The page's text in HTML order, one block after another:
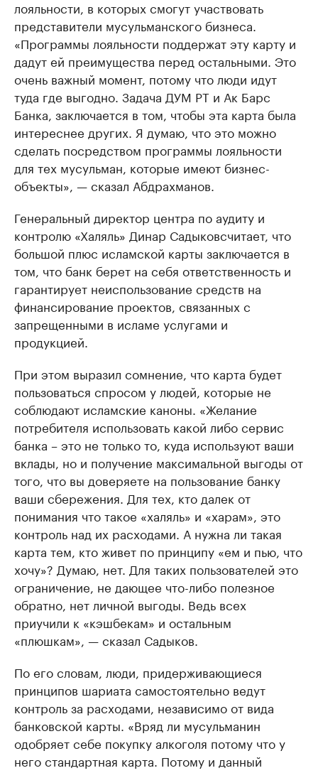
лояльности, в которых смогут участвовать
представители мусульманского бизнеса.
«Программы лояльности поддержат эту карту и
дадут ей преимущества перед остальными. Это
очень важный момент, потому что люди идут
туда где выгодно. Задача ДУМ РТ и Ак Барс
Банка, заключается в том, чтобы эта карта была
интереснее других. Я думаю, что это можно
сделать посредством программы лояльности
для тех мусульман, которые имеют бизнес-
объекты», — сказал Абдрахманов.
Генеральный директор центра по аудиту и
контролю «Халяль» Динар Садыковсчитает, что
большой плюс исламской карты заключается в
том, что банк берет на себя ответственность и
гарантирует неиспользование средств на
финансирование проектов, связанных с
запрещенными в исламе услугами и
продукцией.
При этом выразил сомнение, что карта будет
пользоваться спросом у людей, которые не
соблюдают исламские каноны. «Желание
потребителя использовать какой либо сервис
банка – это не только то, куда используют ваши
вклады, но и получение максимальной выгоды от
того, что вы доверяете на пользование банку
ваши сбережения. Для тех, кто далек от
понимания что такое «халяль» и «харам», это
контроль над их расходами. А нужна ли такая
карта тем, кто живет по принципу «ем и пью, что
хочу»? Думаю, нет. Для таких пользователей это
ограничение, не дающее что-либо полезное
обратно, нет личной выгоды. Ведь всех
приучили к «кэшбекам» и остальным
«плюшкам», — сказал Садыков.
По его словам, люди, придерживающиеся
принципов шариата самостоятельно ведут
контроль за расходами, независимо от вида
банковской карты. «Вряд ли мусульманин
одобряет себе покупку алкоголя потому что у
него стандартная карта. Потому и данный